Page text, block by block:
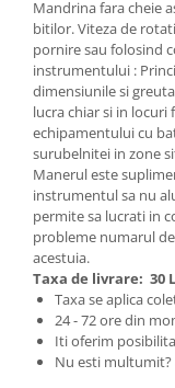
Mobilier gradina
Corturi, Prelate si
umbrire
Lopeti zapada
Zdrobitoare si
Teascuri
Zdrobitoare electrice
Zdrobitoare
Zdrobitoare manuale
Masini de cusut si
Articole
Sere si solarii
Mandrina fara cheie
bitilor. Viteza de
pornire sau folosind
instrumentului :
dimensiunile si
lucra chiar si in locuri
echipamentului cu
surubelnitei in zone
Manerul este
instrumentul sa nu
permite sa lucrati in
probleme numarul
acestuia.
Taxa de livrare: 30
Taxa se aplica
24 - 72 ore din
Iti oferim
Nu esti